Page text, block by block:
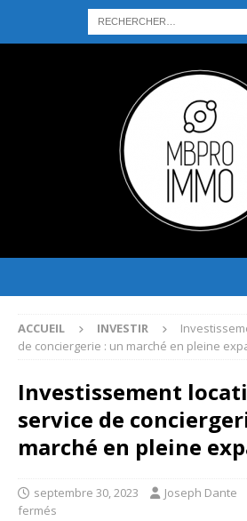
ACCUEIL INVESTIR
de conciergerie : un marché en pleine
Investissement
service de
marché en pleine
septembre 30, 2023 Joseph Dante
fermés